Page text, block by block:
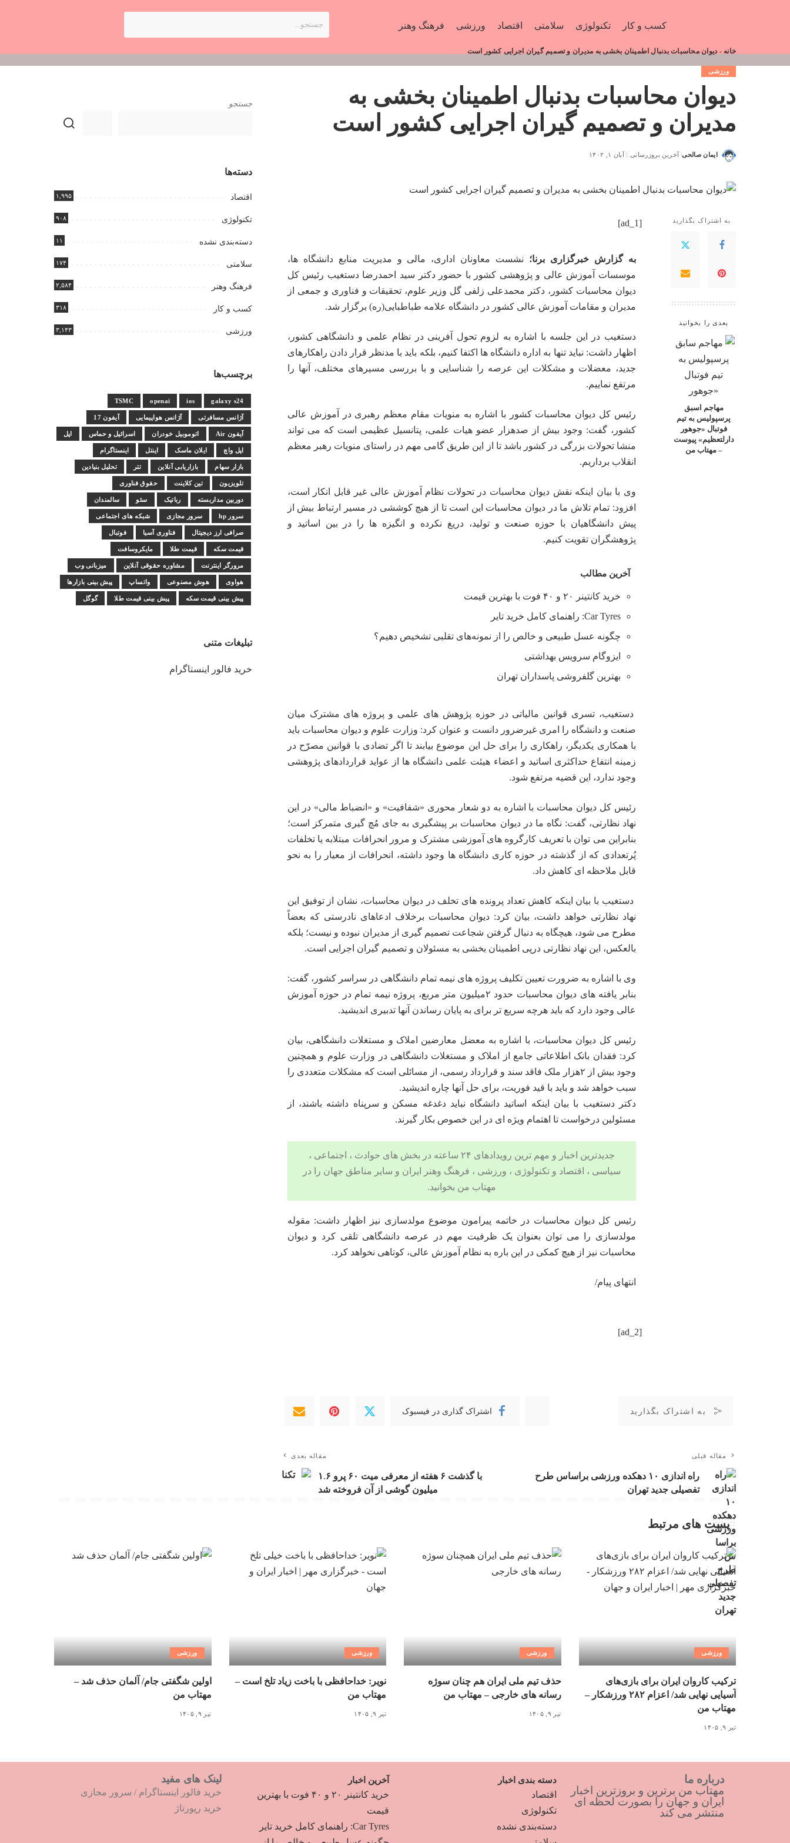
کسب و کار تکنولوژی سلامتی اقتصاد ورزشی فرهنگ وهنر
خانه - دیوان محاسبات بدنبال اطمینان بخشی به مدیران و تصمیم گیران اجرایی کشور است
ورزشی
دیوان محاسبات بدنبال اطمینان بخشی به
مدیران و تصمیم گیران اجرایی کشور است
ایمان صالحی آخرین بروزرسانی : آبان ۱, ۱۴۰۲
به اشتراک بگذارید
بعدی را بخوانید
مهاجم اسبق
پرسپولیس به تیم
فوتبال «جوهور
دارلتعظیم» پیوست
– مهتاب من
[ad_1]
به گزارش خبرگزاری برنا؛ نشست معاونان اداری، مالی و مدیریت منابع دانشگاه ها،
موسسات آموزش عالی و پژوهشی کشور با حضور دکتر سید احمدرضا دستغیب رئیس کل
دیوان محاسبات کشور، دکتر محمدعلی زلفی گل وزیر علوم، تحقیقات و فناوری و جمعی از
مدیران و مقامات آموزش عالی کشور در دانشگاه علامه طباطبایی(ره) برگزار شد.
دستغیب در این جلسه با اشاره به لزوم تحول آفرینی در نظام علمی و دانشگاهی کشور،
اظهار داشت: نباید تنها به اداره دانشگاه ها اکتفا کنیم، بلکه باید با مدنظر قرار دادن راهکارهای
جدید، معضلات و مشکلات این عرصه را شناسایی و با بررسی مسیرهای مختلف، آنها را
مرتفع نماییم.
رئیس کل دیوان محاسبات کشور با اشاره به منویات مقام معظم رهبری در آموزش عالی
کشور، گفت: وجود بیش از صدهزار عضو هیات علمی، پتانسیل عظیمی است که می تواند
منشا تحولات بزرگی در کشور باشد تا از این طریق گامی مهم در راستای منویات رهبر معظم
انقلاب برداریم.
وی با بیان اینکه نقش دیوان محاسبات در تحولات نظام آموزش عالی غیر قابل انکار است،
افزود: تمام تلاش ما در دیوان محاسبات این است تا از هیچ کوششی در مسیر ارتباط بیش از
پیش دانشگاهیان با حوزه صنعت و تولید، دریغ نکرده و انگیزه ها را در بین اساتید و
پژوهشگران تقویت کنیم.
آخرین مطالب
خرید کانتینر ۲۰ و ۴۰ فوت با بهترین قیمت
Car Tyres: راهنمای کامل خرید تایر
چگونه عسل طبیعی و خالص را از نمونه‌های تقلبی تشخیص دهیم؟
ایزوگام سرویس بهداشتی
بهترین گلفروشی پاسداران تهران
دستغیب، تسری قوانین مالیاتی در حوزه پژوهش های علمی و پروژه های مشترک میان
صنعت و دانشگاه را امری غیرضرور دانست و عنوان کرد: وزارت علوم و دیوان محاسبات باید
با همکاری یکدیگر، راهکاری را برای حل این موضوع بیابند تا اگر تضادی با قوانین مصرّح در
زمینه انتفاع حداکثری اساتید و اعضاء هیئت علمی دانشگاه ها از عواید قراردادهای پژوهشی
وجود ندارد، این قضیه مرتفع شود.
رئیس کل دیوان محاسبات با اشاره به دو شعار محوری «شفافیت» و «انضباط مالی» در این
نهاد نظارتی، گفت: نگاه ما در دیوان محاسبات بر پیشگیری به جای مُچ گیری متمرکز است؛
بنابراین می توان با تعریف کارگروه های آموزشی مشترک و مرور انحرافات مبتلابه یا تخلفات
پُرتعدادی که از گذشته در حوزه کاری دانشگاه ها وجود داشته، انحرافات از معیار را به نحو
قابل ملاحظه ای کاهش داد.
دستغیب با بیان اینکه کاهش تعداد پرونده های تخلف در دیوان محاسبات، نشان از توفیق این
نهاد نظارتی خواهد داشت، بیان کرد: دیوان محاسبات برخلاف ادعاهای نادرستی که بعضاً
مطرح می شود، هیچگاه به دنبال گرفتن شجاعت تصمیم گیری از مدیران نبوده و نیست؛ بلکه
بالعکس، این نهاد نظارتی درپی اطمینان بخشی به مسئولان و تصمیم گیران اجرایی است.
وی با اشاره به ضرورت تعیین تکلیف پروژه های نیمه تمام دانشگاهی در سراسر کشور، گفت:
بنابر یافته های دیوان محاسبات حدود ۲میلیون متر مربع، پروژه نیمه تمام در حوزه آموزش
عالی وجود دارد که باید هرچه سریع تر برای به پایان رساندن آنها تدبیری اندیشید.
رئیس کل دیوان محاسبات، با اشاره به معضل معارضین املاک و مستغلات دانشگاهی، بیان
کرد: فقدان بانک اطلاعاتی جامع از املاک و مستغلات دانشگاهی در وزارت علوم و همچنین
وجود بیش از ۲هزار ملک فاقد سند و قرارداد رسمی، از مسائلی است که مشکلات متعددی را
سبب خواهد شد و باید با قید فوریت، برای حل آنها چاره اندیشید.
دکتر دستغیب با بیان اینکه اساتید دانشگاه نباید دغدغه مسکن و سرپناه داشته باشند، از
مسئولین درخواست تا اهتمام ویژه ای در این خصوص بکار گیرند.
جدیدترین اخبار و مهم ترین رویدادهای ۲۴ ساعته در بخش های حوادث ، اجتماعی ،
سیاسی ،
اقتصاد وتکنولوژی ، ورزشی ، فرهنگ وهنر
ایران و سایر مناطق جهان را در
مهتاب من بخوانید.
رئیس کل دیوان محاسبات در خاتمه پیرامون موضوع مولدسازی نیز اظهار داشت: مقوله
مولدسازی را می توان بعنوان یک ظرفیت مهم در عرصه دانشگاهی تلقی کرد و دیوان
محاسبات نیز از هیچ کمکی در این باره به نظام آموزش عالی، کوتاهی نخواهد کرد.
انتهای پیام/
[ad_2]
به اشتراک بگذارید اشتراک گذاری در فیسبوک
مقاله قبلی
راه اندازی ۱۰ دهکده ورزشی براساس طرح
تفصیلی جدید تهران
مقاله بعدی
با گذشت ۶ هفته از معرفی میت ۶۰ پرو ۱.۶
میلیون گوشی از آن فروخته شد
جستجو
دسته‌ها
اقتصاد ۱,۹۹۵
تکنولوژی ۹۰۸
دسته‌بندی نشده ۱۱
سلامتی ۱۷۴
فرهنگ وهنر ۲,۵۸۴
کسب و کار ۳۱۸
ورزشی ۳,۱۴۳
برچسب‌ها
galaxy s24
ios
openai
TSMC
آژانس مسافرتی آژانس هواپیمایی آیفون 17
آیفون Air اتوموبیل خودران اسرائیل و حماس اپل
اپل واچ ایلان ماسک اینتل اینستاگرام
بازار سهام بازاریابی آنلاین تتر تحلیل بنیادین
تلویزیون تین کلاینت حقوق فناوری
دوربین مداربسته رباتیک سئو سالمندان
سرور hp سرور مجازی شبکه های اجتماعی
صرافی ارز دیجیتال فناوری آسیا فوتبال
قیمت سکه قیمت طلا مایکروسافت
مرورگر اینترنت مشاوره حقوقی آنلاین میزبانی وب
هواوی هوش مصنوعی واتساپ پیش بینی بازارها
پیش بینی قیمت سکه پیش بینی قیمت طلا گوگل
تبلیغات متنی
خرید فالور اینستاگرام
پست های مرتبط
ورزشی
ترکیب کاروان ایران برای بازی‌های
آسیایی نهایی شد/ اعزام ۲۸۲ ورزشکار –
مهتاب من
تیر ۹, ۱۴۰۵
ورزشی
حذف تیم ملی ایران هم چنان سوژه
رسانه های خارجی – مهتاب من
تیر ۹, ۱۴۰۵
ورزشی
نویر: خداحافظی با باخت زیاد تلخ است –
مهتاب من
تیر ۹, ۱۴۰۵
ورزشی
اولین شگفتی جام/ آلمان حذف شد –
مهتاب من
تیر ۹, ۱۴۰۵
درباره ما
مهتاب من برترین و بروزترین اخبار
ایران و جهان را بصورت لحظه ای
منتشر می کند
دسته بندی اخبار
اقتصاد
تکنولوژی
دسته‌بندی نشده
آخرین اخبار
خرید کانتینر ۲۰ و ۴۰ فوت با بهترین
قیمت
Car Tyres: راهنمای کامل خرید تایر
لینک های مفید
خرید فالور اینستاگرام / سرور مجازی
خرید رپورتاژ